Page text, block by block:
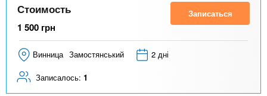
Стоимость
1 500 грн
Записаться
Винница Замостянський 2 дні
Записалось: 1